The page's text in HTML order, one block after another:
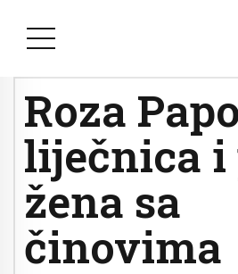
Roza
liječnica i
žena sa
činovima